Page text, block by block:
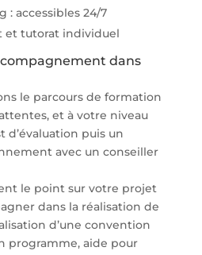
: accessibles 24/7
et tutorat individuel
dans
le parcours de formation
et à votre niveau
d’évaluation puis un
avec un conseiller
le point sur votre projet
dans la réalisation de
d’une convention
programme, aide pour